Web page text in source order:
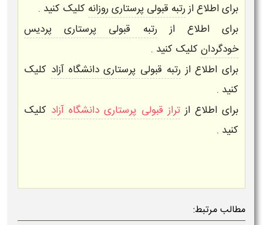
برای اطلاع ازرتبه قبولی پرستاری روزانه کلیک کنید .
برای اطلاع از رتبه قبولی پرستاری پردیس
خودگردان کلیک کنید .
برای اطلاع از رتبه قبولی پرستاری دانشگاه آزاد کلیک
کنید .
برای اطلاع از تراز قبولی پرستاری دانشگاه آزاد کلیک
کنید .
مطالب مرتبط: